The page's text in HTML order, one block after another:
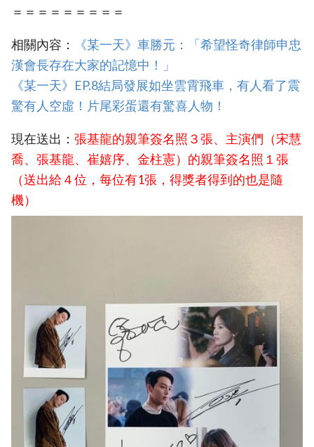
＝＝＝＝＝＝＝＝＝
相關內容：
《某一天》車勝元：「希望怪奇律師申忠
漢會長存在大家的記憶中！」
《某一天》EP.8結局發展如坐雲霄飛車，有人看了震
驚有人空虛！片尾彩蛋還有驚喜人物！
現在送出： 張基龍的親筆簽名照３張、主演們（宋慧
喬、張基龍、崔嬉序、金柱憲）的親筆簽名照１張
（送出給４位，每位有1張，得獎者得到的也是隨
機）